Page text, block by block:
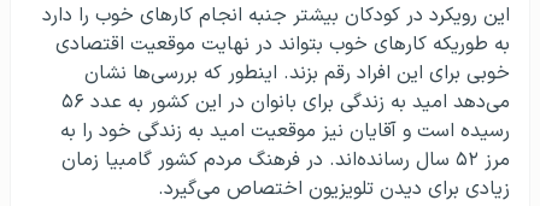
این رویکرد در کودکان بیشتر جنبه انجام کارهای خوب را دارد
به طوریکه کارهای خوب بتواند در نهایت موقعیت اقتصادی
خوبی برای این افراد رقم بزند. اینطور که بررسی‌ها نشان
می‌دهد امید به زندگی برای بانوان در این کشور به عدد ۵۶
رسیده است و آقایان نیز موقعیت امید به زندگی خود را به
مرز ۵۲ سال رسانده‌اند. در فرهنگ مردم کشور گامبیا زمان
زیادی برای دیدن تلویزیون اختصاص می‌گیرد.